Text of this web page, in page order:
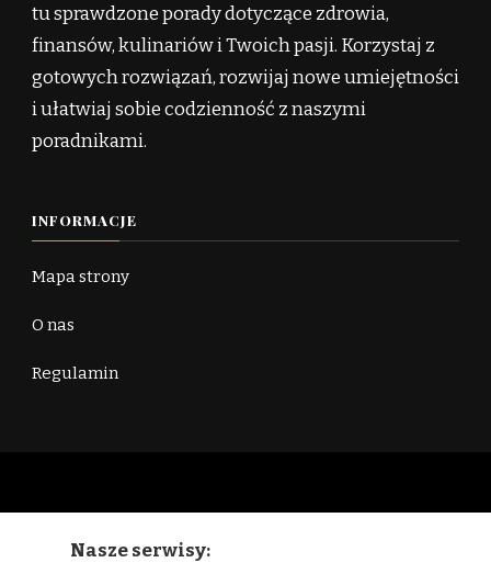
tu sprawdzone porady dotyczące zdrowia,
finansów, kulinariów i Twoich pasji. Korzystaj z
gotowych rozwiązań, rozwijaj nowe umiejętności
i ułatwiaj sobie codzienność z naszymi
poradnikami.
INFORMACJE
Mapa strony
O nas
Regulamin
Nasze serwisy: